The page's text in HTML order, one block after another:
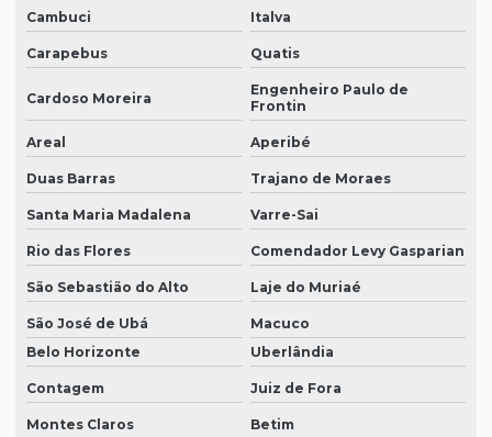
Cambuci Italva
Carapebus Quatis
Cardoso Moreira
Engenheiro Paulo de
Frontin
Areal Aperibé
Duas Barras Trajano de Moraes
Santa Maria Madalena Varre-Sai
Rio das Flores Comendador Levy Gasparian
São Sebastião do Alto Laje do Muriaé
São José de Ubá
Macuco
Belo Horizonte
Uberlândia
Contagem Juiz de Fora
Montes Claros Betim